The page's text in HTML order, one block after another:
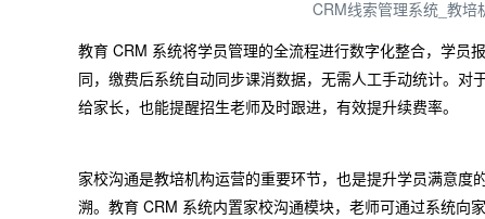
CRM线索管理系统_教培
教育 CRM 系统将学员管理的全流程进行数字化整合，学员
同，缴费后系统自动同步课消数据，无需人工手动统计。
给家长，也能提醒招生老师及时跟进，有效提升续费率。
家校沟通是教培机构运营的重要环节，也是提升学员满意
溯。教育 CRM 系统内置家校沟通模块，老师可通过系统向